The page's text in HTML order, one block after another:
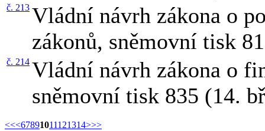
č. 213 Vládní návrh zákona o
zákonů, sněmovní tisk
č. 214 Vládní návrh zákona o
sněmovní tisk 835 (14.
<<<67891011121314>>>